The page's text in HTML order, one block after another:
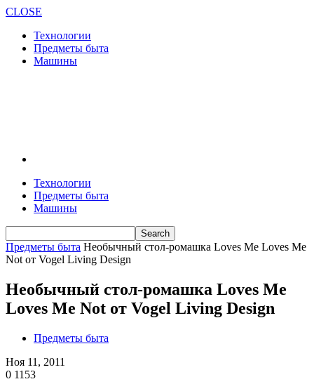
CLOSE
Технологии
Предметы быта
Машины
Технологии
Предметы быта
Машины
Предметы быта Необычный стол-ромашка Loves Me Loves Me
Not от Vogel Living Design
Необычный стол-ромашка Loves Me
Loves Me Not от Vogel Living Design
Предметы быта
Ноя 11, 2011
0 1153